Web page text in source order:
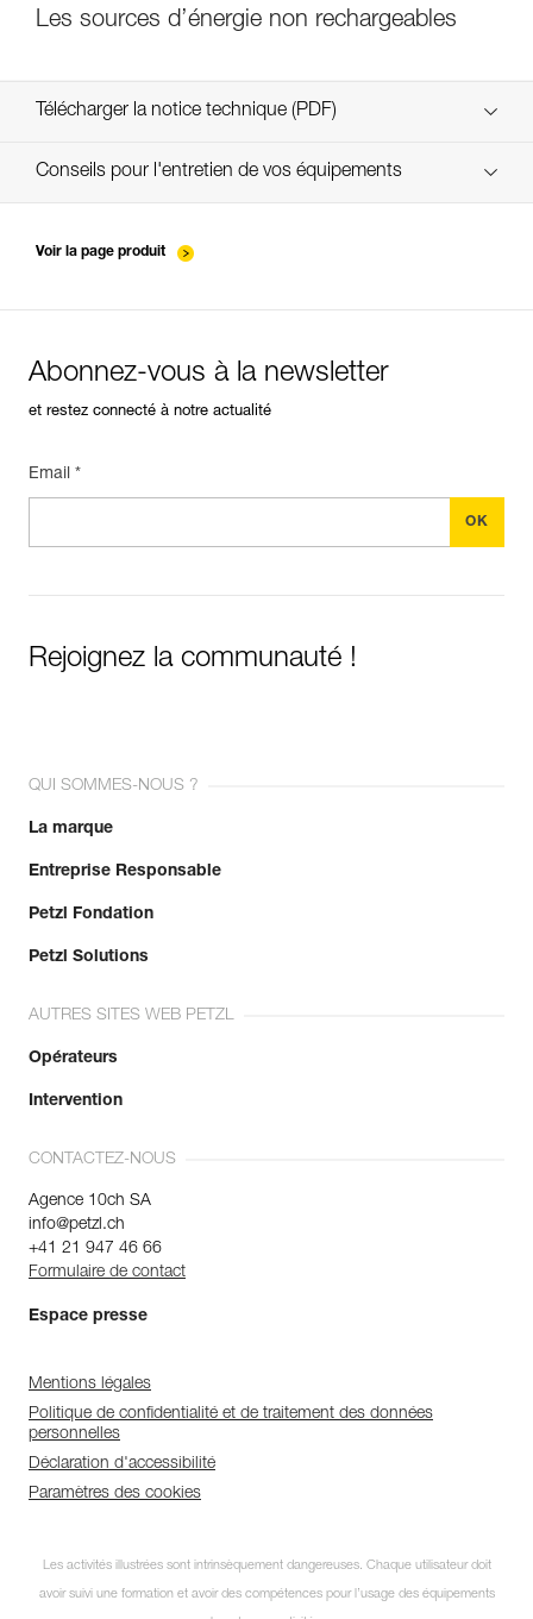
Les sources d’énergie non rechargeables
Télécharger la notice technique (PDF)
Technical Notice
Conseils pour l'entretien de vos équipements
Voir la page produit
Abonnez-vous à la newsletter
et restez connecté à notre actualité
Email *
Rejoignez la communauté !
QUI SOMMES-NOUS ?
La marque
Entreprise Responsable
Petzl Fondation
Petzl Solutions
AUTRES SITES WEB PETZL
Opérateurs
Intervention
CONTACTEZ-NOUS
Agence 10ch SA
info@petzl.ch
+41 21 947 46 66
Formulaire de contact
Espace presse
Mentions légales
Politique de confidentialité et de traitement des données
personnelles
Déclaration d'accessibilité
Paramètres des cookies
Les activités illustrées sont intrinsèquement dangereuses. Chaque utilisateur doit
avoir suivi une formation et avoir des compétences pour l’usage des équipements